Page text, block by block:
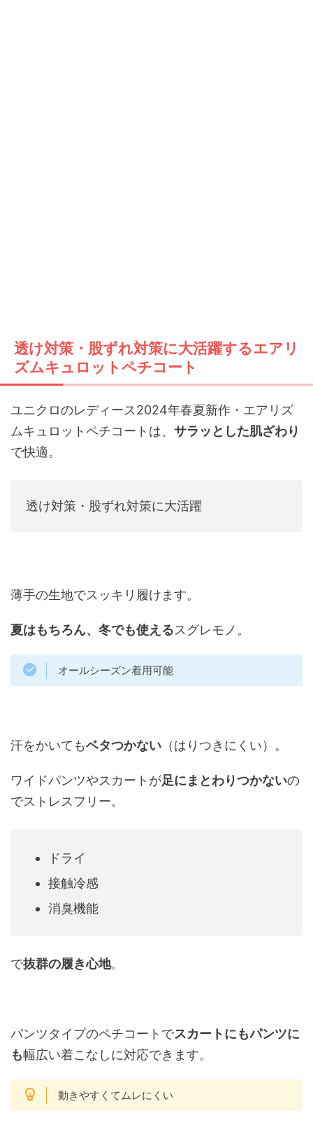
透け対策・股ずれ対策に大活躍するエアリ
ズムキュロットペチコート
ユニクロのレディース2024年春夏新作・エアリズ
ムキュロットペチコートは、 サラッとした肌ざわり
で快適。
透け対策・股ずれ対策に大活躍
薄手の生地でスッキリ履けます。
夏はもちろん、冬でも使えるスグレモノ。
オールシーズン着用可能
汗をかいてもベタつかない （はりつきにくい）。
ワイドパンツやスカートが足にまとわりつかないの
でストレスフリー。
ドライ
接触冷感
消臭機能
で抜群の履き心地。
パンツタイプのペチコートでスカートにもパンツに
も幅広い着こなしに対応できます。
動きやすくてムレにくい